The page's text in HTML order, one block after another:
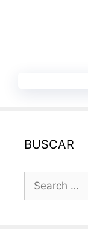
BUSCAR
Search
for: